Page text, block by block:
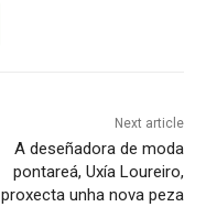
Next article
A deseñadora de moda
pontareá, Uxía Loureiro,
proxecta unha nova peza